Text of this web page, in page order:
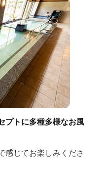
日頃から蓄積されて
サッパリと洗い流
れ除去・マッサージ
ラックス効果
プトに多種多様なお風
感じてお楽しみくださ